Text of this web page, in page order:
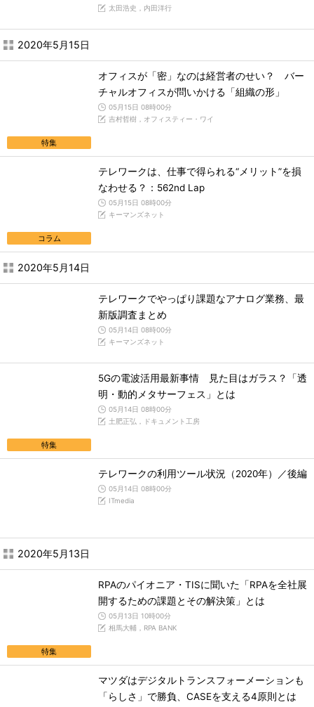
太田浩史，内田洋行
2020年5月15日
特集
オフィスが「密」なのは経営者のせい？ バー
チャルオフィスが問いかける「組織の形」
05月15日 08時00分
吉村哲樹，オフィスティー・ワイ
コラム
テレワークは、仕事で得られる“メリット”を損
なわせる？：562nd Lap
05月15日 08時00分
キーマンズネット
2020年5月14日
テレワークでやっぱり課題なアナログ業務、最
新版調査まとめ
05月14日 08時00分
キーマンズネット
特集
5Gの電波活用最新事情 見た目はガラス？「透
明・動的メタサーフェス」とは
05月14日 08時00分
土肥正弘，ドキュメント工房
テレワークの利用ツール状況（2020年）／後編
05月14日 08時00分
ITmedia
2020年5月13日
特集
RPAのパイオニア・TISに聞いた「RPAを全社展
開するための課題とその解決策」とは
05月13日 10時00分
相馬大輔，RPA BANK
マツダはデジタルトランスフォーメーションも
「らしさ」で勝負、CASEを支える4原則とは